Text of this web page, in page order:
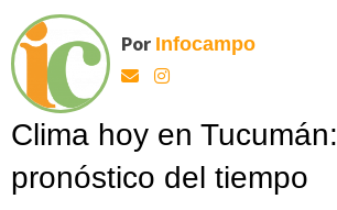
Por Infocampo
Clima hoy en Tucumán:
pronóstico del tiempo